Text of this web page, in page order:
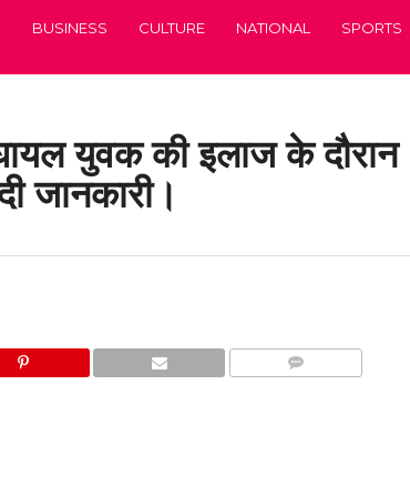
BUSINESS CULTURE NATIONAL SPORTS
युवक की इलाज के दौरान
जानकारी।